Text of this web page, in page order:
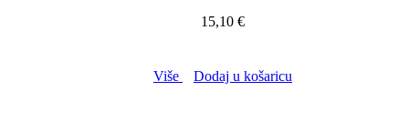
15,10 €
Više Dodaj u košaricu